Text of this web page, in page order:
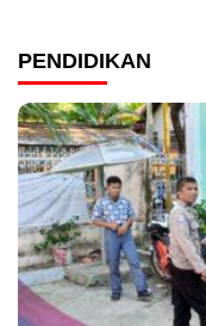
PENDIDIKAN